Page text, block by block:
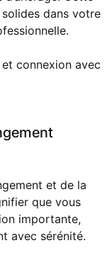
dans votre
connexion avec
et de la
que vous
importante,
avec sérénité.